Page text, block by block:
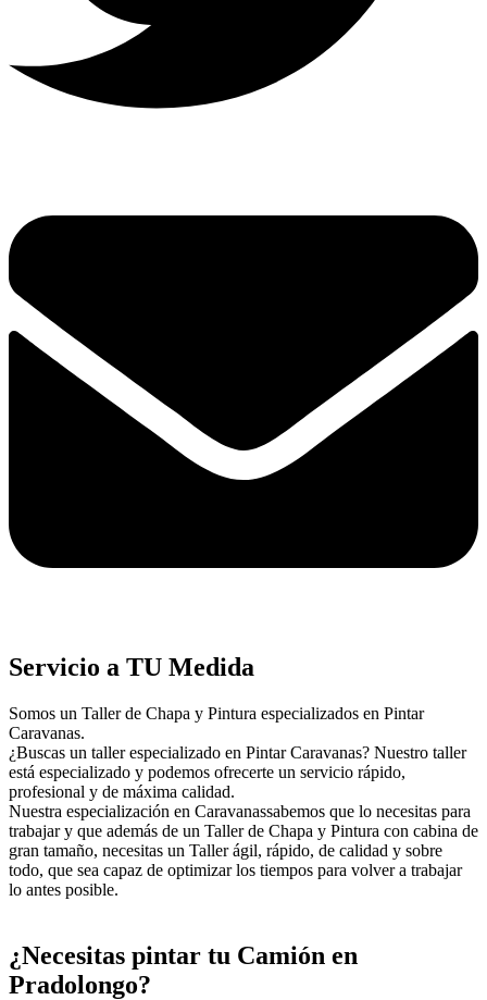
Servicio a TU Medida
Somos un Taller de Chapa y Pintura especializados en Pintar
Caravanas.
¿Buscas un taller especializado en Pintar Caravanas? Nuestro taller
está especializado y podemos ofrecerte un servicio rápido,
profesional y de máxima calidad.
Nuestra especialización en Caravanassabemos que lo necesitas para
trabajar y que además de un Taller de Chapa y Pintura con cabina de
gran tamaño, necesitas un Taller ágil, rápido, de calidad y sobre
todo, que sea capaz de optimizar los tiempos para volver a trabajar
lo antes posible.
¿Necesitas pintar tu Camión en
Pradolongo?